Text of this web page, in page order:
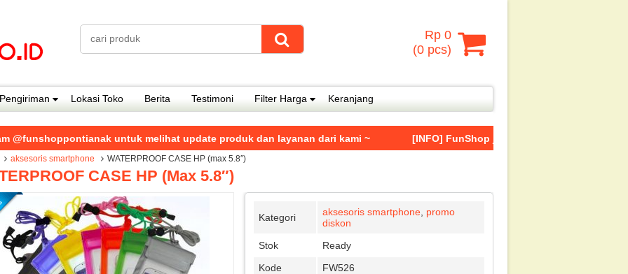
Rp 0
(0 pcs)
Pengiriman Lokasi Toko Berita Testimoni Filter Harga Keranjang
untuk melihat update produk dan layanan dari kami ~ [INFO] FunShop juga dapat ditemukan di SHOPEE
aksesoris smartphone WATERPROOF CASE HP (max 5.8″)
CASE HP (max 5.8″)
Kategori aksesoris smartphone, promo
diskon
Stok
Ready
Kode
FW526